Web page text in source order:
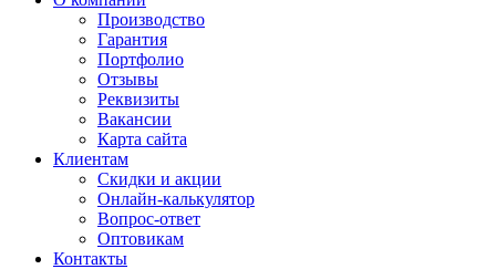
Производство
Гарантия
Портфолио
Отзывы
Реквизиты
Вакансии
Карта сайта
Клиентам
Скидки и акции
Онлайн-калькулятор
Вопрос-ответ
Оптовикам
Контакты